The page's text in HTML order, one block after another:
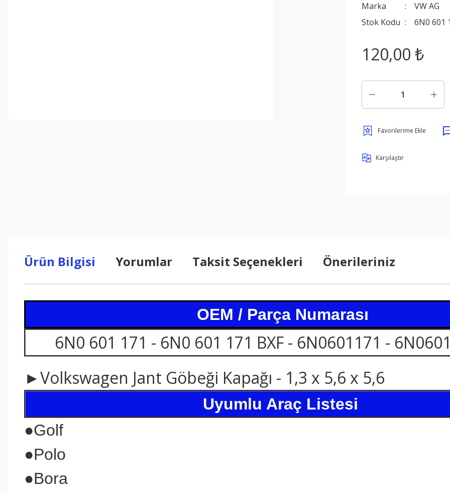
Marka
VW AG
Stok Kodu
6N0 601
120,00 ₺
Karşılaştır
Ürün Bilgisi Yorumlar Taksit Seçenekleri Önerileriniz
OEM / Parça Numarası
6N0 601 171 - 6N0 601 171 BXF - 6N0601171 -
►Volkswagen Jant Göbeği Kapağı - 1,3 x 5,6 x 5,6
Uyumlu Araç Listesi
●Golf
●Polo
●Bora